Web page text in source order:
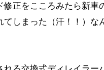
修正をこころみたら新車
てしまった（汗！！）な